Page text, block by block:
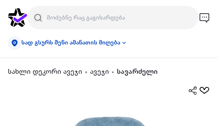
სად გსურს შენი ამანათის მიღება
სახლი დეკორი ავეჯი ავეჯი სავარძელი